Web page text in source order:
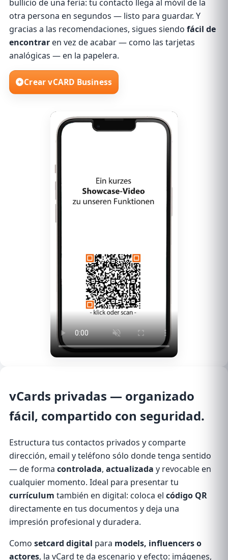
bullicio de una feria: tu contacto llega al móvil de la
otra persona en segundos — listo para guardar. Y
gracias a las recomendaciones, sigues siendo fácil de
encontrar en vez de acabar — como las tarjetas
analógicas — en la papelera.
Crear vCARD Business
vCards privadas — organizado
fácil, compartido con seguridad.
Estructura tus contactos privados y comparte
dirección, email y teléfono sólo donde tenga sentido
— de forma controlada, actualizada y revocable en
cualquier momento. Ideal para presentar tu
currículum también en digital: coloca el código QR
directamente en tus documentos y deja una
impresión profesional y duradera.
Como setcard digital para models, influencers o
actores, la vCard te da escenario y efecto: imágenes,